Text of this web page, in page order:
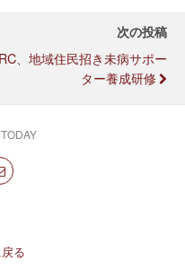
次の投稿
、地域住民招き未病サポー
ター養成研修
る